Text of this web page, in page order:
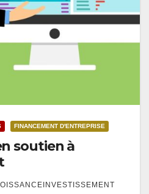
FINANCEMENT D'ENTREPRISE
soutien à